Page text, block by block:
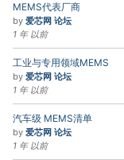
MEMS代表厂商
by 爱芯网 论坛
1 年 以前
工业与专用领域MEMS
by 爱芯网 论坛
1 年 以前
汽车级 MEMS清单
by 爱芯网 论坛
1 年 以前